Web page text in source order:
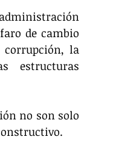
de cambio
la
estructuras
no son solo